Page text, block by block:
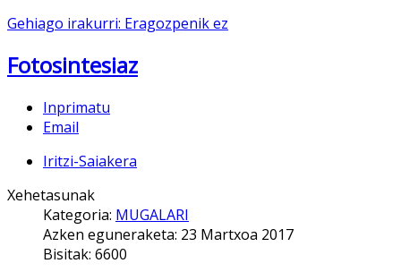
Gehiago irakurri: Eragozpenik ez
Fotosintesiaz
Inprimatu
Email
Iritzi-Saiakera
Xehetasunak
Kategoria: MUGALARI
Azken eguneraketa: 23 Martxoa 2017
Bisitak: 6600